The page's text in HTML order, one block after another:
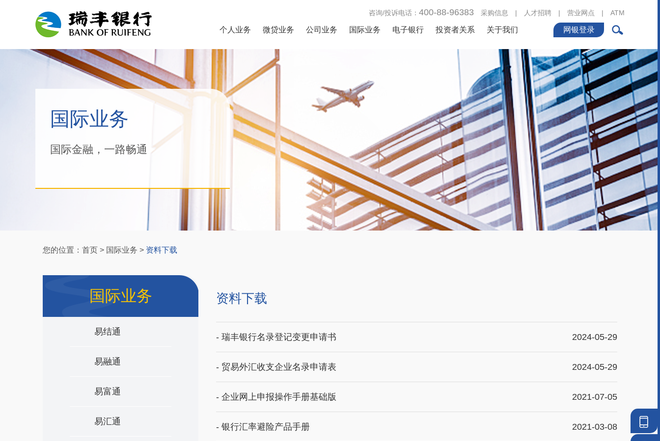
手
咨询/投诉电话： 400-88-96383 采购信息 | 人才招聘 | 营业网点 | ATM
个人业务 微贷业务 公司业务 国际业务 电子银行 投资者关系 关于我们 网银登录
国际业务
国际金融，一路畅通
您的位置： 首页 > 国际业务 > 资料下载
国际业务
易结通
易融通
易富通
易汇通
资料下载
- 瑞丰银行名录登记变更申请书 2024-05-29
- 贸易外汇收支企业名录申请表 2024-05-29
- 企业网上申报操作手册基础版 2021-07-05
- 银行汇率避险产品手册 2021-03-08